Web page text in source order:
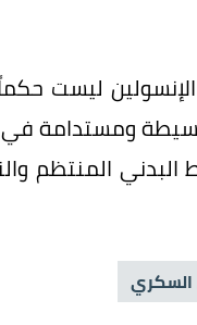
ليست حكماً
ومستدامة في
المنتظم
السكري